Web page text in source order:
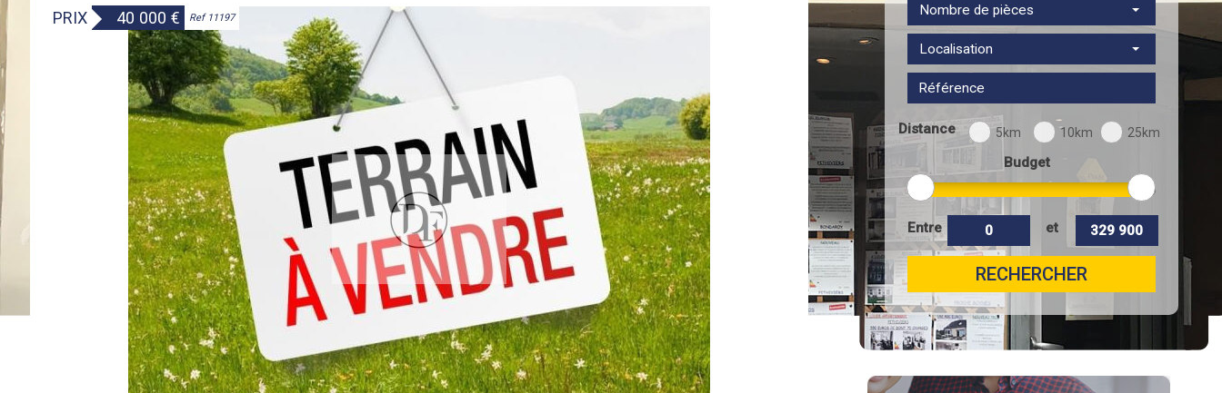
Nombre de pièces
Localisation
Distance 5km 10km 25km
Budget
Entre et
RECHERCHER
PRIX 40 000 € Ref 11197